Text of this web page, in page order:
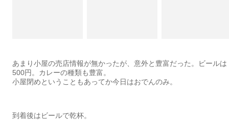
あまり小屋の売店情報が無かったが、意外と豊富だった。ビールは
500円。カレーの種類も豊富。
小屋閉めということもあってか今日はおでんのみ。
到着後はビールで乾杯。